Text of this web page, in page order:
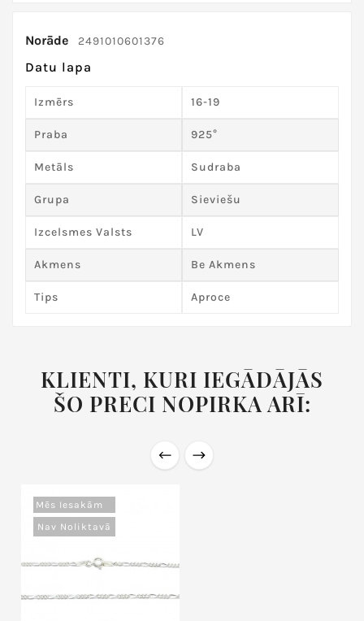
Norāde 2491010601376
Datu lapa
Izmērs 16-19
Praba 925°
Metāls Sudraba
Grupa Sieviešu
Izcelsmes Valsts LV
Akmens Be Akmens
Tips Aproce
KLIENTI, KURI IEGĀDĀJĀS
ŠO PRECI NOPIRKA ARĪ:
Mēs Iesakām
Nav Noliktavā